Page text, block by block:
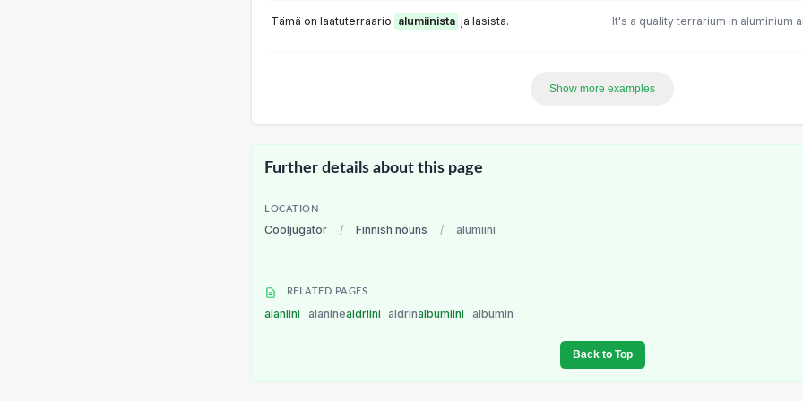
Tämä on laatuterraario alumiinista ja lasista. It's a quality terrarium in aluminium
Show more examples
Further details about this page
LOCATION
Cooljugator / Finnish nouns / alumiini
RELATED PAGES
alaniini alaninealdriini aldrinalbumiini albumin
Back to Top